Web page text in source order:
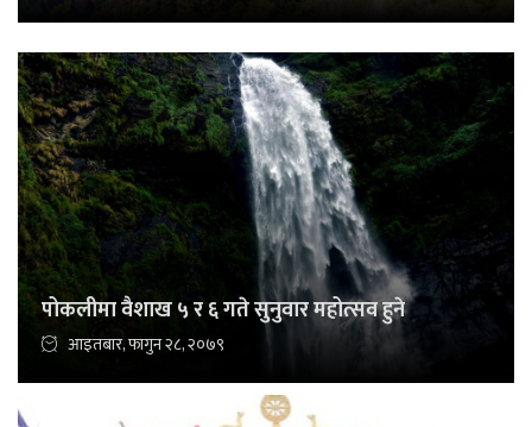
पोकलीमा वैशाख ५ र ६ गते सुनुवार महोत्सव हुने
आइतबार, फागुन २८, २०७९